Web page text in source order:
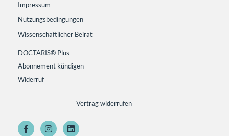
Impressum
Nutzungsbedingungen
Wissenschaftlicher Beirat
DOCTARIS® Plus
Abonnement kündigen
Widerruf
Vertrag widerrufen